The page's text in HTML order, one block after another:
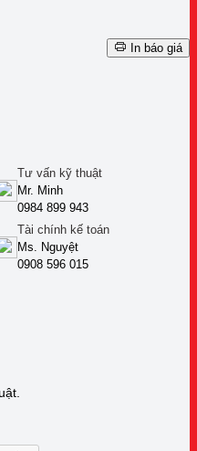
In báo giá
Tư vấn kỹ thuật
Mr. Minh
0984 899 943
Tài chính kế toán
Ms. Nguyệt
0908 596 015